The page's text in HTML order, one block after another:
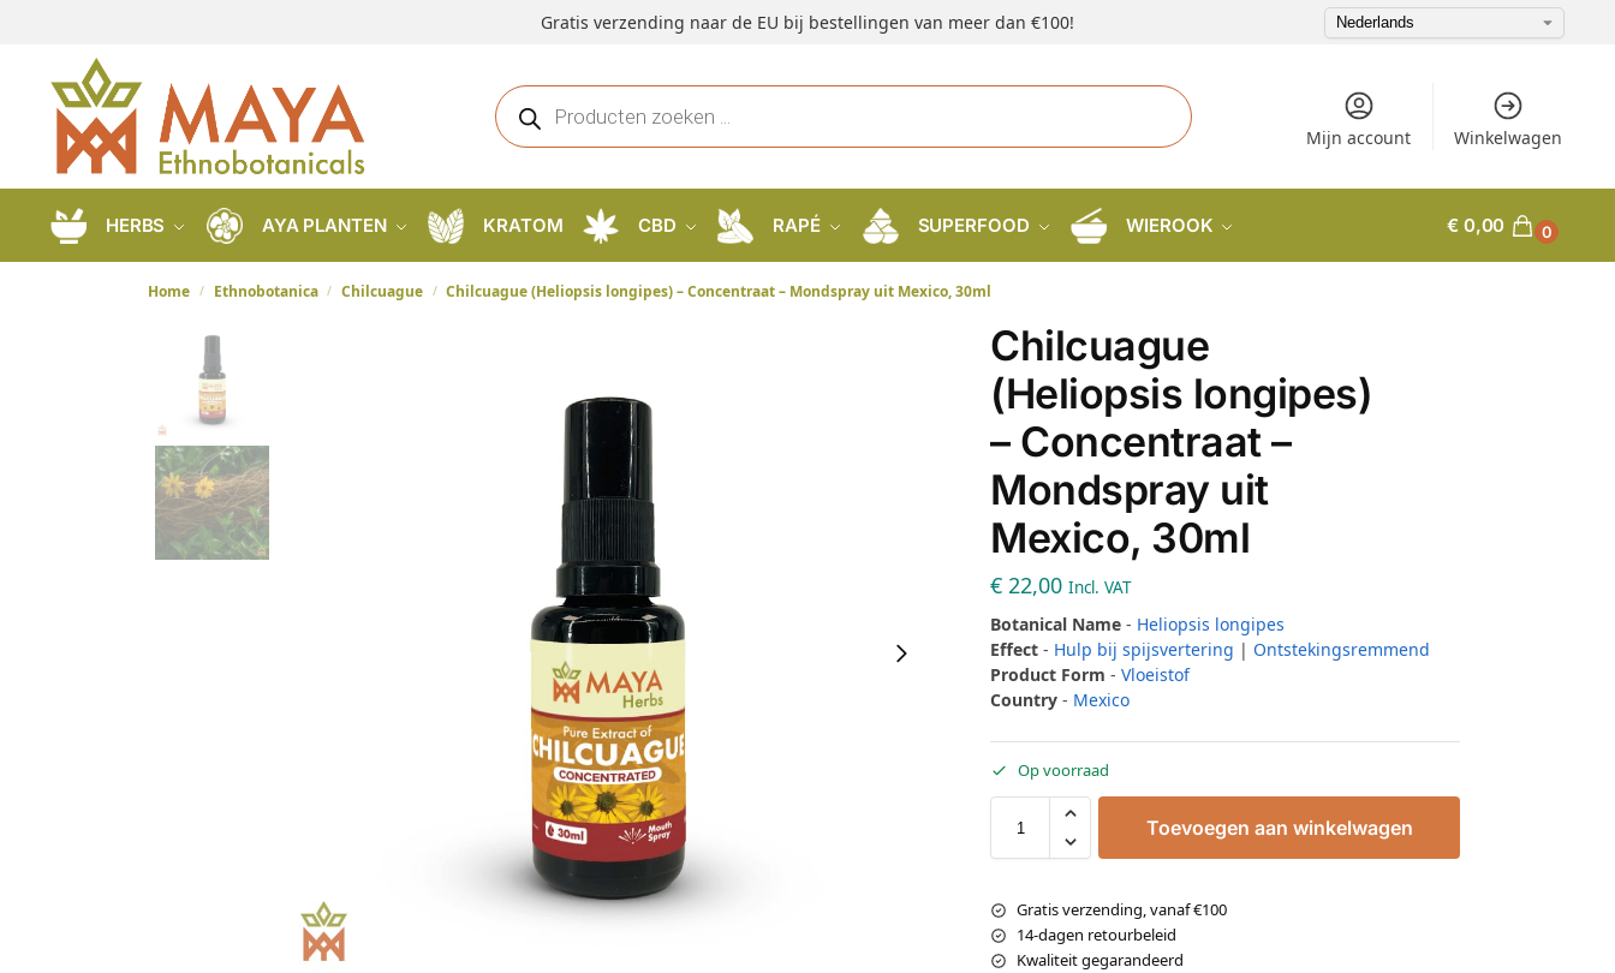
Gratis verzending naar de EU bij bestellingen van meer dan €100!
Mijn account Winkelwagen
HERBS AYA PLANTEN KRATOM CBD RAPÉ SUPERFOOD WIEROOK € 0,00 0
Home / Ethnobotanica / Chilcuague / Chilcuague (Heliopsis longipes) – Concentraat – Mondspray uit Mexico, 30ml
Chilcuague
(Heliopsis longipes)
– Concentraat –
Mondspray uit
Mexico, 30ml
€ 22,00 Incl. VAT
Botanical Name - Heliopsis longipes
Effect - Hulp bij spijsvertering | Ontstekingsremmend
Product Form -Vloeistof
Country - Mexico
Op voorraad
Toevoegen aan winkelwagen
Gratis verzending, vanaf €100
14-dagen retourbeleid
Kwaliteit gegarandeerd